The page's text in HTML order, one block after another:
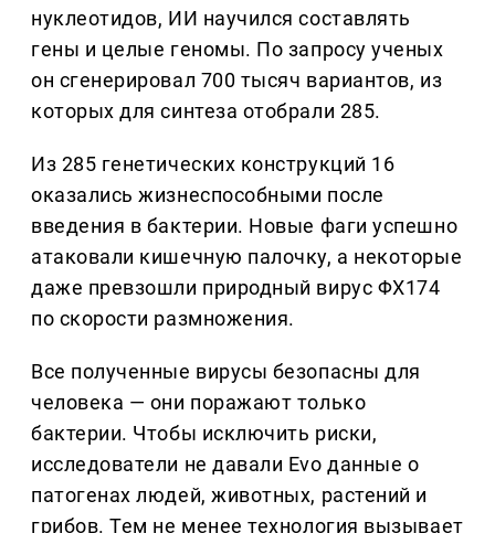
нуклеотидов, ИИ научился составлять
гены и целые геномы. По запросу ученых
он сгенерировал 700 тысяч вариантов, из
которых для синтеза отобрали 285.
Из 285 генетических конструкций 16
оказались жизнеспособными после
введения в бактерии. Новые фаги успешно
атаковали кишечную палочку, а некоторые
даже превзошли природный вирус ΦX174
по скорости размножения.
Все полученные вирусы безопасны для
человека — они поражают только
бактерии. Чтобы исключить риски,
исследователи не давали Evo данные о
патогенах людей, животных, растений и
грибов. Тем не менее технология вызывает